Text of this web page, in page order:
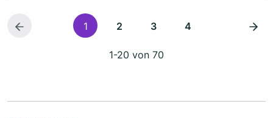
1 2 3 4
1-20 von 70